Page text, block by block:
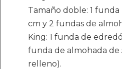
Tamaño doble: 1
cm y 2 fundas de
King: 1 funda de
funda de almohada de
relleno).